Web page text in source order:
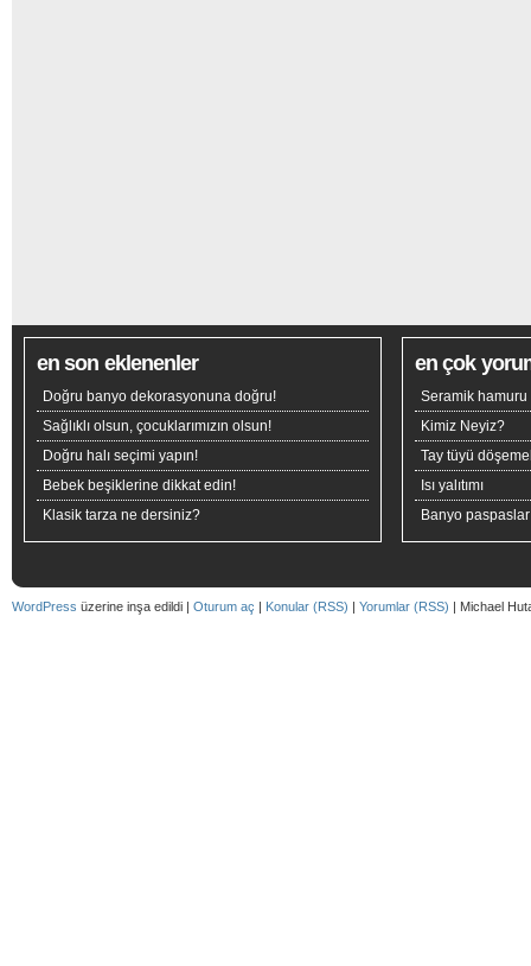
en son eklenenler
Doğru banyo dekorasyonuna doğru!
Sağlıklı olsun, çocuklarımızın olsun!
Doğru halı seçimi yapın!
Bebek beşiklerine dikkat edin!
Klasik tarza ne dersiniz?
en çok
Seramik hamuru
Kimiz Neyiz?
Tay tüyü
Isı yalıtımı
Banyo
WordPress üzerine inşa edildi | Oturum aç | Konular (RSS) | Yorumlar (RSS) | Michael